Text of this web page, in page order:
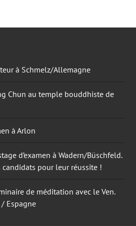
à Schmelz/Allemagne
Chun au temple bouddhiste de
à Arlon
d’examen à Wadern/Büschfeld.
pour leur réussite !
de méditation avec le Ven.
Espagne